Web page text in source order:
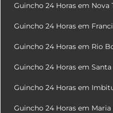
Guincho 24 Horas em Nova
Guincho 24 Horas em
Guincho 24 Horas em Rio
Guincho 24 Horas em Santa
Guincho 24 Horas em
Guincho 24 Horas em Maria